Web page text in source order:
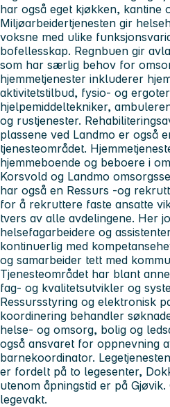
har også eget kjøkken, kantine
Miljøarbeidertjenesten gir
voksne med ulike
bofellesskap. Regnbuen gir
som har særlig behov for
hjemmetjenester inkluderer
aktivitetstilbud, fysio- og
hjelpemiddeltekniker,
og rustjenester.
plassene ved Landmo er også
tjenesteområdet.
hjemmeboende og beboere i
Korsvold og Landmo
har også en Ressurs -og
for å rekruttere faste ansatte
tvers av alle avdelingene. Her
helsefagarbeidere og
kontinuerlig med
og samarbeider tett med
Tjenesteområdet har blant
fag- og kvalitetsutvikler og
Ressursstyring og elektronisk
koordinering behandler
helse- og omsorg, bolig og
også ansvaret for oppnevning
barnekoordinator.
er fordelt på to legesenter,
utenom åpningstid er på
legevakt.